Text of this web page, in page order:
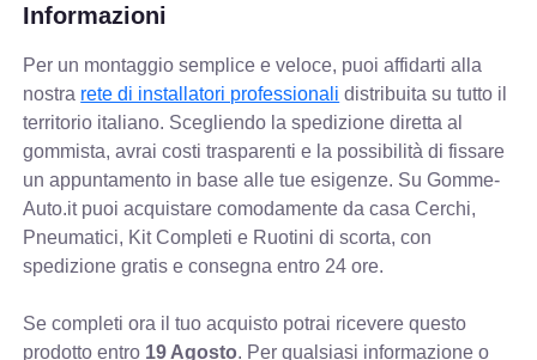
Informazioni
Per un montaggio semplice e veloce, puoi affidarti alla
nostra rete di installatori professionali distribuita su tutto il
territorio italiano. Scegliendo la spedizione diretta al
gommista, avrai costi trasparenti e la possibilità di fissare
un appuntamento in base alle tue esigenze. Su Gomme-
Auto.it puoi acquistare comodamente da casa Cerchi,
Pneumatici, Kit Completi e Ruotini di scorta, con
spedizione gratis e consegna entro 24 ore.
Se completi ora il tuo acquisto potrai ricevere questo
prodotto entro 19 Agosto. Per qualsiasi informazione o